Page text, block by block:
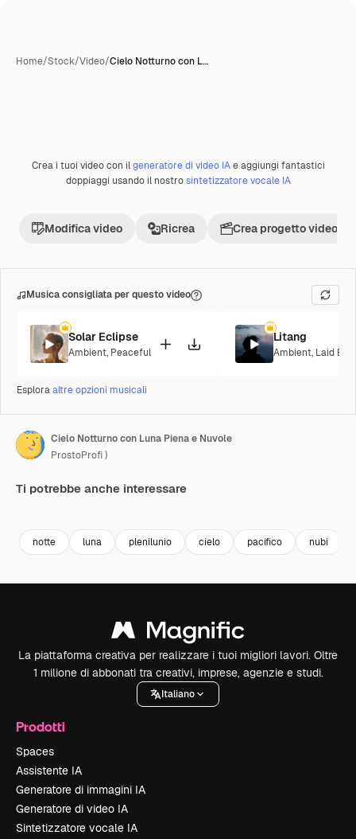
Home/Stock/Video/Cielo Notturno con L…
Premium
Crea i tuoi video con ilgeneratore di video IAe aggiungi fantastici
doppiaggi usando il nostrosintetizzatore vocale IA
Modifica video Ricrea Crea progetto video
Musica consigliata per questo video
Solar Eclipse
Ambient, Peaceful
Litang
Ambient, Laid
Esploraaltre opzioni musicali
Cielo Notturno con Luna Piena e Nuvole
ProstoProfi )
Ti potrebbe anche interessare
notte luna plenilunio cielo pacifico nubi
La piattaforma creativa per realizzare i tuoi migliori lavori. Oltre
1 milione di abbonati tra creativi, imprese, agenzie e studi.
Italiano
Prodotti
Spaces
Assistente IA
Generatore di immagini IA
Generatore di video IA
Sintetizzatore vocale IA